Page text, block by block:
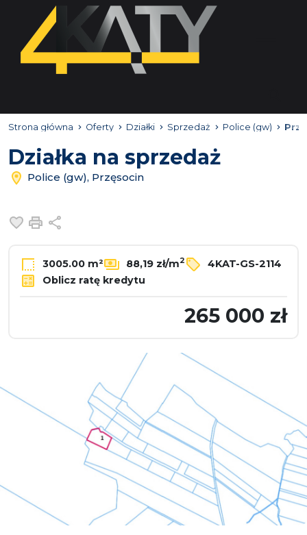
Strona główna Oferty Działki Sprzedaż Police (gw)
Działka na sprzedaż
Police (gw), Przęsocin
Dodaj do ulubionych
Drukuj
3005.00 m² 88,19 zł/m2
4KAT-GS-2114
Oblicz ratę kredytu
265 000 zł